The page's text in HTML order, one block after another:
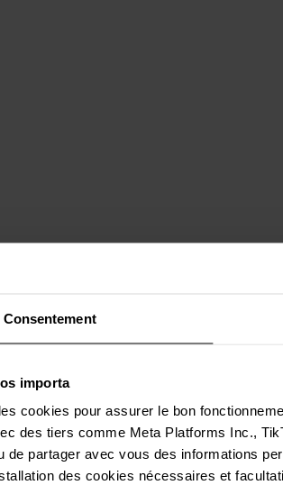
Consentement
importa
cookies pour assurer le bon
des tiers comme Meta Platforms Inc.,
de partager avec vous des informations
des cookies nécessaires et